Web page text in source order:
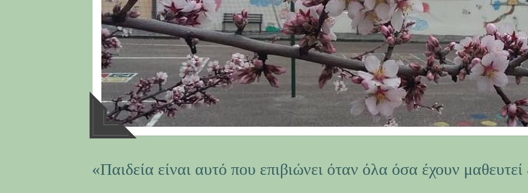
«Παιδεία είναι αυτό που επιβιώνει όταν όλα όσα έχουν